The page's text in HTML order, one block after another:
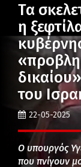
Τα
η
του
22-05-2025
Ο υπουργός
που πνίγουν